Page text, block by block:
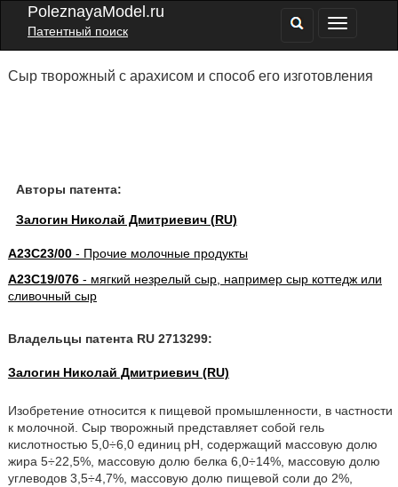
PoleznayaModel.ru
Патентный поиск
Сыр творожный с арахисом и способ его изготовления
Авторы патента:
Залогин Николай Дмитриевич (RU)
A23C23/00- Прочие молочные продукты
A23C19/076- мягкий незрелый сыр, например сыр коттедж или
сливочный сыр
Владельцы патента RU 2713299:
Залогин Николай Дмитриевич (RU)
Изобретение относится к пищевой промышленности, в частности
к молочной. Сыр творожный представляет собой гель
кислотностью 5,0÷6,0 единиц pH, содержащий массовую долю
жира 5÷22,5%, массовую долю белка 6,0÷14%, массовую долю
углеводов 3,5÷4,7%, массовую долю пищевой соли до 2%,